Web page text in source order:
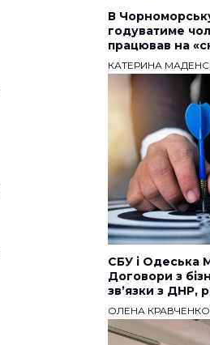
В
годуватиме
працював на
КАТЕРИНА МАДЕНС
СБУ і Одеська
Договори з
звʼязки з ДНР,
ОЛЕНА КРАВЧЕНКО